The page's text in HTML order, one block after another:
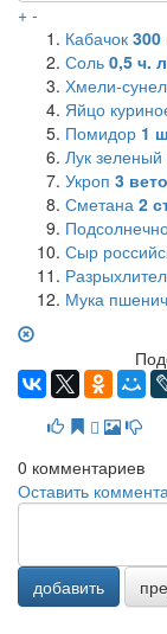
+ -
Кабачок 300
Соль 0,5 ч.
Хмели-
Яйцо
Помидор 1
Лук зеленый
Укроп 3
Сметана 2
Сыр
Мука
0 комментариев
Оставить
добавить